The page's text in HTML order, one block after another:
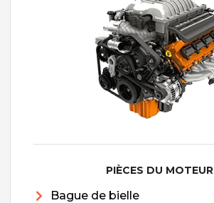
PIÈCES DU MOTEUR
Bague de bielle